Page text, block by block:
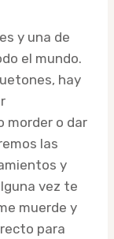
y una de
el mundo.
hay
morder o dar
las
y
vez te
muerde y
para